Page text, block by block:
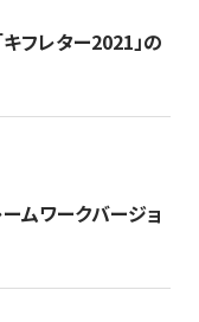
フレター2021」の
ムワークバージョ